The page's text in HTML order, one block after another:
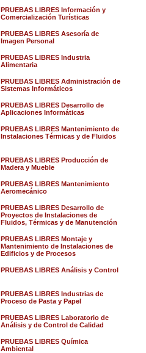
PRUEBAS LIBRES Información y
Comercialización Turísticas
PRUEBAS LIBRES Asesoría de
Imagen Personal
PRUEBAS LIBRES Industria
Alimentaria
PRUEBAS LIBRES Administración de
Sistemas Informáticos
PRUEBAS LIBRES Desarrollo de
Aplicaciones Informáticas
PRUEBAS LIBRES Mantenimiento de
Instalaciones Térmicas y de Fluidos
PRUEBAS LIBRES Producción de
Madera y Mueble
PRUEBAS LIBRES Mantenimiento
Aeromecánico
PRUEBAS LIBRES Desarrollo de
Proyectos de Instalaciones de
Fluidos, Térmicas y de Manutención
PRUEBAS LIBRES Montaje y
Mantenimiento de Instalaciones de
Edificios y de Procesos
PRUEBAS LIBRES Análisis y Control
PRUEBAS LIBRES Industrias de
Proceso de Pasta y Papel
PRUEBAS LIBRES Laboratorio de
Análisis y de Control de Calidad
PRUEBAS LIBRES Química
Ambiental